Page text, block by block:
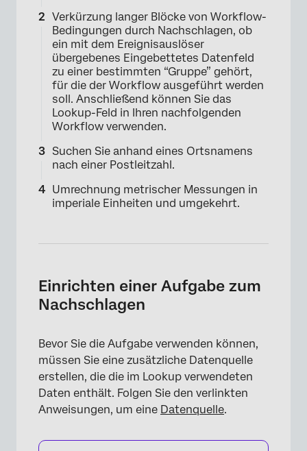
Verkürzung langer Blöcke von Workflow-
Bedingungen durch Nachschlagen, ob
ein mit dem Ereignisauslöser
übergebenes Eingebettetes Datenfeld
zu einer bestimmten “Gruppe” gehört,
für die der Workflow ausgeführt werden
soll. Anschließend können Sie das
Lookup-Feld in Ihren nachfolgenden
Workflow verwenden.
Suchen Sie anhand eines Ortsnamens
nach einer Postleitzahl.
Umrechnung metrischer Messungen in
imperiale Einheiten und umgekehrt.
Einrichten einer Aufgabe zum
Nachschlagen
Bevor Sie die Aufgabe verwenden können,
müssen Sie eine zusätzliche Datenquelle
erstellen, die die im Lookup verwendeten
Daten enthält. Folgen Sie den verlinkten
Anweisungen, um eine Datenquelle.